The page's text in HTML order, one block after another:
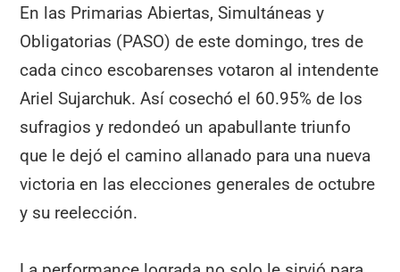
En las Primarias Abiertas, Simultáneas y
Obligatorias (PASO) de este domingo, tres de
cada cinco escobarenses votaron al intendente
Ariel Sujarchuk. Así cosechó el 60.95% de los
sufragios y redondeó un apabullante triunfo
que le dejó el camino allanado para una nueva
victoria en las elecciones generales de octubre
y su reelección.